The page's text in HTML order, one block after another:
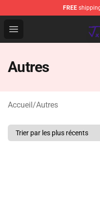
FREE
Open menu
J Balvin Store -
Autres
Accueil/Autres